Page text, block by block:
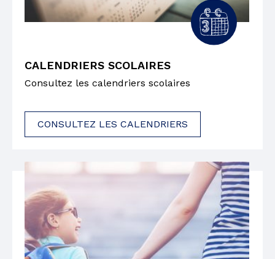
CALENDRIERS SCOLAIRES
Consultez les calendriers scolaires
CONSULTEZ LES CALENDRIERS